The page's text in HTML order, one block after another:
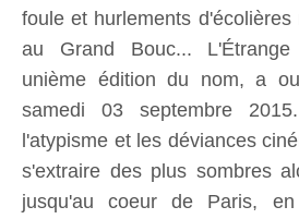
foule et hurlements d'écolières
au Grand Bouc... L'Étrange
unième édition du nom, a
samedi 03 septembre
l'atypisme et les déviances
s'extraire des plus sombres
jusqu'au coeur de Paris,